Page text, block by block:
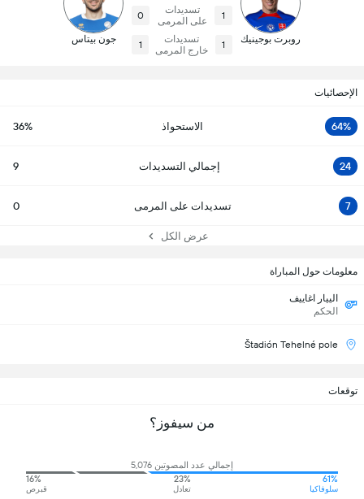
روبرت بوجينيك
1
تسديدات
على المرمى
0
1
تسديدات
خارج المرمى
1 جون بيتاس
الإحصائيات
64% الاستحواذ 36%
24 إجمالي التسديدات 9
7 تسديدات على المرمى 0
عرض الكل
معلومات حول المباراة
الييار اغاييف
الحكم
Štadión Tehelné pole
توقعات
من سيفوز؟
إجمالي عدد المصوتين 5,076
61%
سلوفاكيا
23%
تعادل
16%
قبرص